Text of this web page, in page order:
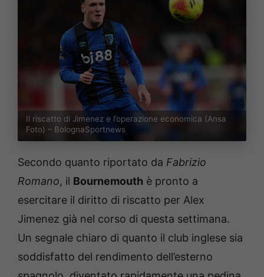
Il riscatto di Jimenez e l’operazione economica (Ansa
Foto) – BolognaSportnews
Secondo quanto riportato da Fabrizio
Romano, il Bournemouth è pronto a
esercitare il diritto di riscatto per Alex
Jimenez già nel corso di questa settimana.
Un segnale chiaro di quanto il club inglese sia
soddisfatto del rendimento dell’esterno